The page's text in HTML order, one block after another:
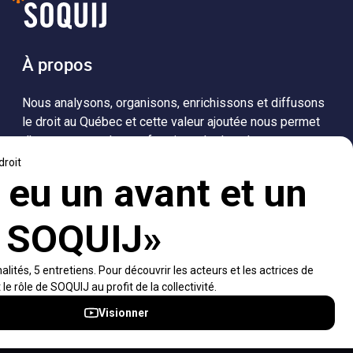
À propos
Nous analysons, organisons, enrichissons et diffusons
le droit au Québec et cette valeur ajoutée nous permet
d’accompagner les professionnels dans leurs
population dans sa compréhension du droit.
Accès rapides
À propos Notifications et fils RSS